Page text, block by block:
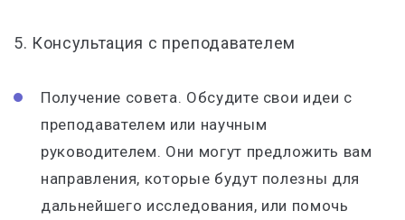
5. Консультация с преподавателем
Получение совета. Обсудите свои идеи с
преподавателем или научным
руководителем. Они могут предложить вам
направления, которые будут полезны для
дальнейшего исследования, или помочь